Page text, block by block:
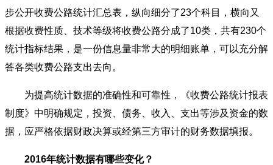
步公开收费公路统计汇总表，纵向细分了23个科目，横向又
根据收费性质、技术等级将收费公路分成了10类，共有230个
统计指标结果，是一份信息量非常大的明细账单，可以充分解
答各类收费公路支出去向。
为提高统计数据的准确性和可靠性，《收费公路统计报表
制度》中明确规定，投资、债务、收入、支出等涉及资金的数
据，应严格依据财政决算或经第三方审计的财务数据填报。
2016年统计数据有哪些变化？